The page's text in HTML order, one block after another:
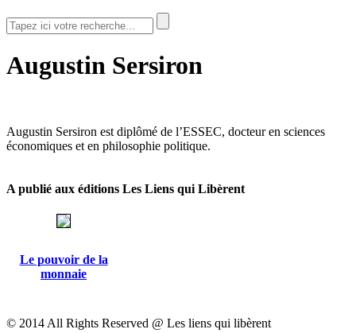
Augustin Sersiron
Augustin Sersiron est diplômé de l’ESSEC, docteur en sciences
économiques et en philosophie politique.
A publié aux éditions Les Liens qui Libèrent
Le pouvoir de la
monnaie
© 2014 All Rights Reserved @ Les liens qui libèrent